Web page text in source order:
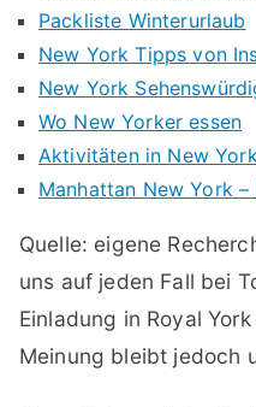
Packliste Winterurlaub
New York Tipps von
New York
Wo New Yorker essen
Aktivitäten in New
Manhattan New York
Quelle: eigene
uns auf jeden Fall bei
Einladung in Royal
Meinung bleibt jedoch